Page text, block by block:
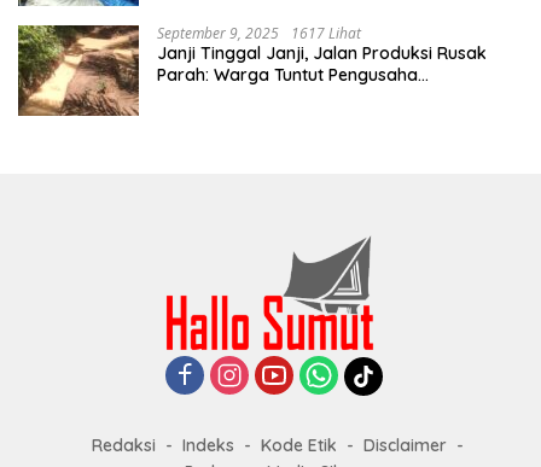
September 9, 2025 1617 Lihat
Janji Tinggal Janji, Jalan Produksi Rusak
Parah: Warga Tuntut Pengusaha
Redaksi Indeks Kode Etik
Disclaimer